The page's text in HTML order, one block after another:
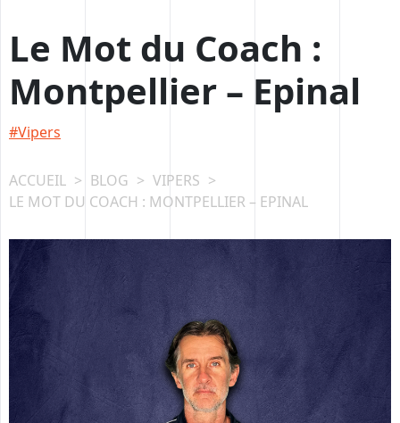
contenu
Le Mot du Coach :
Montpellier – Epinal
Vipers
ACCUEIL > BLOG > VIPERS >
LE MOT DU COACH : MONTPELLIER – EPINAL